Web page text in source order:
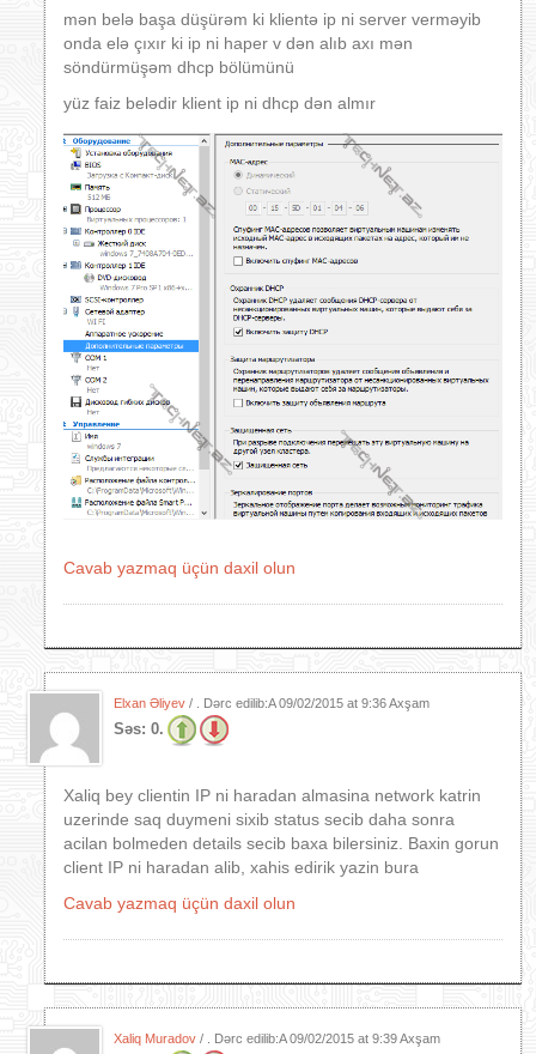
mən belə başa düşürəm ki klientə ip ni server verməyib
onda elə çıxır ki ip ni haper v dən alıb axı mən
söndürmüşəm dhcp bölümünü
yüz faiz belədir klient ip ni dhcp dən almır
Cavab yazmaq üçün daxil olun
Elxan Əliyev / . Dərc edilib:A09/02/2015 at 9:36 Axşam
Səs: 0.
Xaliq bey clientin IP ni haradan almasina network katrin
uzerinde saq duymeni sixib status secib daha sonra
acilan bolmeden details secib baxa bilersiniz. Baxin gorun
client IP ni haradan alib, xahis edirik yazin bura
Cavab yazmaq üçün daxil olun
Xaliq Muradov / . Dərc edilib:A09/02/2015 at 9:39 Axşam